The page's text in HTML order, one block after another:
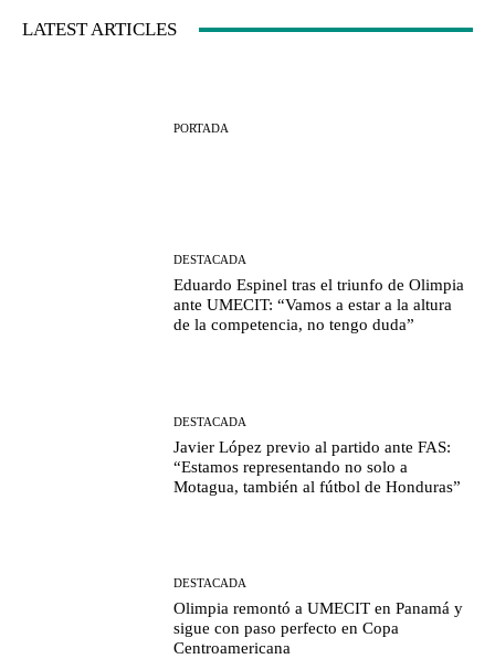
LATEST ARTICLES
PORTADA
DESTACADA
Eduardo Espinel tras el triunfo de Olimpia
ante UMECIT: “Vamos a estar a la altura
de la competencia, no tengo duda”
DESTACADA
Javier López previo al partido ante FAS:
“Estamos representando no solo a
Motagua, también al fútbol de Honduras”
DESTACADA
Olimpia remontó a UMECIT en Panamá y
sigue con paso perfecto en Copa
Centroamericana